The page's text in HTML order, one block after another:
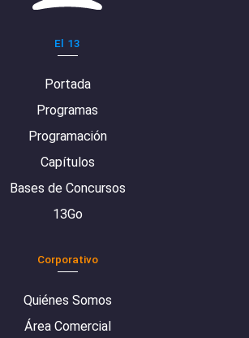
El 13
Portada
Programas
Programación
Capítulos
Bases de Concursos
13Go
Corporativo
Quiénes Somos
Área Comercial